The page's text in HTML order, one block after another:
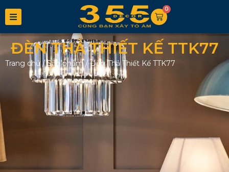
0
ĐÈN THẢ THIẾT KẾ TTK77
Trang chủ/Sản phẩm/Đèn Thả Thiết Kế TTK77